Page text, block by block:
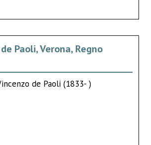
Paoli, Verona, Regno
de Paoli (1833- )